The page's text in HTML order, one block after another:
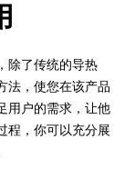
了传统的导热
法，使您在该产品
用户的需求，让他
程，你可以充分展